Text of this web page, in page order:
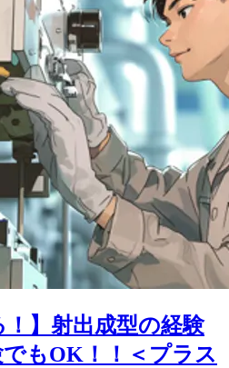
！】射出成型の経験
もOK！！＜プラス